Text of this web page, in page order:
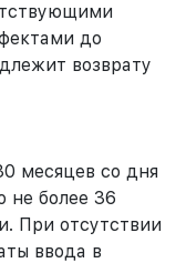
до
возврату
месяцев со дня
не более 36
При отсутствии
ввода в